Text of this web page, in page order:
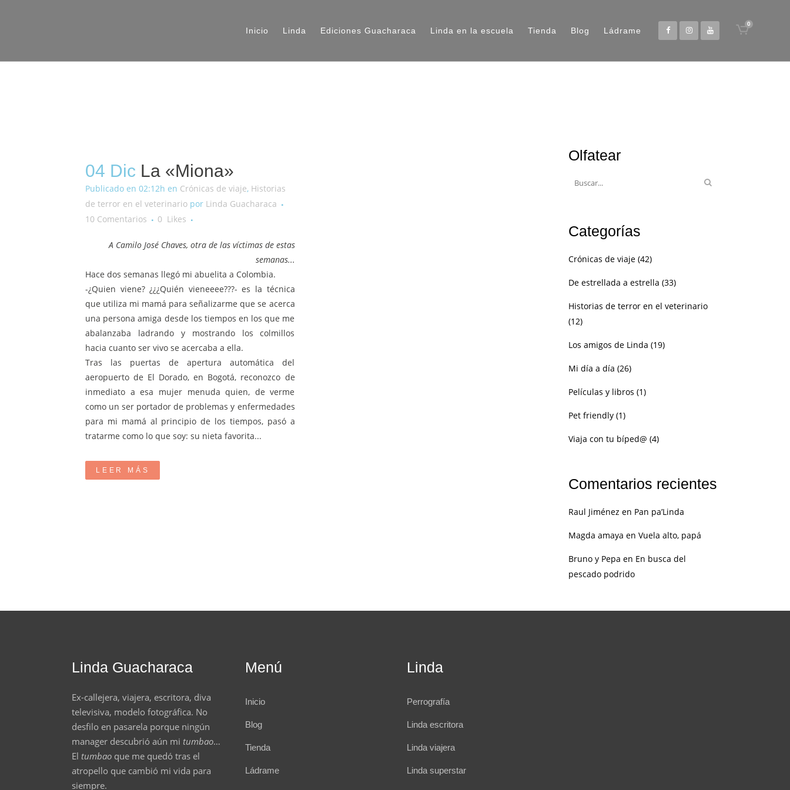
0
Inicio Linda Ediciones Guacharaca Linda en la escuela Tienda Blog Ládrame
04 Dic La «Miona»
Publicado en 02:12h en Crónicas de viaje, Historias
de terror en el veterinario por Linda Guacharaca
10 Comentarios
0 Likes
A Camilo José Chaves, otra de las víctimas de estas
semanas...
Hace dos semanas llegó mi abuelita a Colombia.
-¿Quien viene? ¿¿¿Quién vieneeee???- es la técnica
que utiliza mi mamá para señalizarme que se acerca
una persona amiga desde los tiempos en los que me
abalanzaba ladrando y mostrando los colmillos
hacia cuanto ser vivo se acercaba a ella.
Tras las puertas de apertura automática del
aeropuerto de El Dorado, en Bogotá, reconozco de
inmediato a esa mujer menuda quien, de verme
como un ser portador de problemas y enfermedades
para mi mamá al principio de los tiempos, pasó a
tratarme como lo que soy: su nieta favorita...
LEER MÁS
Olfatear
Categorías
Crónicas de viaje (42)
De estrellada a estrella (33)
Historias de terror en el veterinario
(12)
Los amigos de Linda (19)
Mi día a día (26)
Películas y libros (1)
Pet friendly (1)
Viaja con tu bíped@ (4)
Comentarios recientes
Raul Jiménez en Pan pa’Linda
Magda amaya en Vuela alto, papá
Bruno y Pepa en En busca del
pescado podrido
Linda Guacharaca
Ex-callejera, viajera, escritora, diva
televisiva, modelo fotográfica. No
desfilo en pasarela porque ningún
manager descubrió aún mi tumbao…
El tumbao que me quedó tras el
atropello que cambió mi vida para
siempre.
Menú
Inicio
Blog
Tienda
Ládrame
Linda
Perrografía
Linda escritora
Linda viajera
Linda superstar